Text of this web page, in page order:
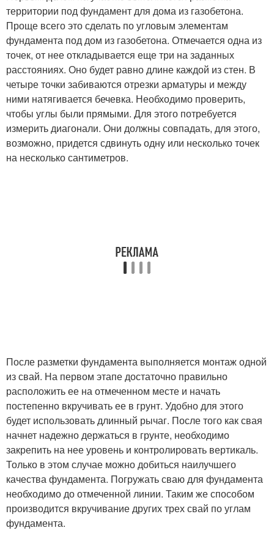
территории под фундамент для дома из газобетона.
Проще всего это сделать по угловым элементам
фундамента под дом из газобетона. Отмечается одна из
точек, от нее откладывается еще три на заданных
расстояниях. Оно будет равно длине каждой из стен. В
четыре точки забиваются отрезки арматуры и между
ними натягивается бечевка. Необходимо проверить,
чтобы углы были прямыми. Для этого потребуется
измерить диагонали. Они должны совпадать, для этого,
возможно, придется сдвинуть одну или несколько точек
на несколько сантиметров.
После разметки фундамента выполняется монтаж одной
из свай. На первом этапе достаточно правильно
расположить ее на отмеченном месте и начать
постепенно вкручивать ее в грунт. Удобно для этого
будет использовать длинный рычаг. После того как свая
начнет надежно держаться в грунте, необходимо
закрепить на нее уровень и контролировать вертикаль.
Только в этом случае можно добиться наилучшего
качества фундамента. Погружать сваю для фундамента
необходимо до отмеченной линии. Таким же способом
производится вкручивание других трех свай по углам
фундамента.